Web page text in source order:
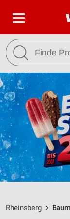
Rheinsberg